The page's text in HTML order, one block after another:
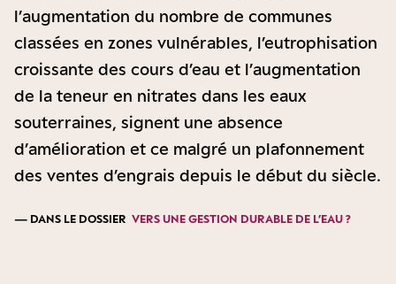
l’augmentation du nombre de communes
classées en zones vulnérables, l’eutrophisation
croissante des cours d’eau et l’augmentation
de la teneur en nitrates dans les eaux
souterraines, signent une absence
d’amélioration et ce malgré un plafonnement
des ventes d’engrais depuis le début du siècle.
— DANS LE DOSSIER VERS UNE GESTION DURABLE DE L’EAU ?